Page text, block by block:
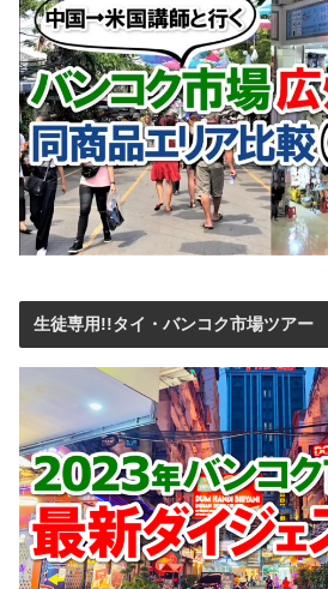
生徒専用!!タイ・バンコク市場ツアー